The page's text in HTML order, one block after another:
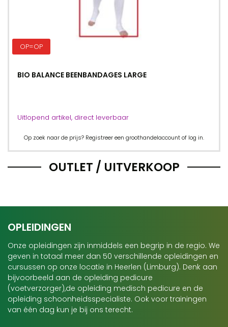
OP=OP
BIO BALANCE BEENBANDAGES LARGE
Uitlopend artikel, direct leverbaar
Op zoek naar de prijs? Registreer een groothandelaccount of log in.
OUTLET / UITVERKOOP
OPLEIDINGEN
Onze opleidingen zijn inmiddels een begrip in de regio. We
geven in totaal meer dan 50 verschillende opleidingen en
cursussen op onze locatie in Heerlen (Limburg). Denk aan
bijvoorbeeld aan de opleiding pedicure
(voetverzorger),de opleiding medisch pedicure en de
opleiding schoonheidsspecialiste. Ook voor trainingen
van één dag kun je bij ons terecht.